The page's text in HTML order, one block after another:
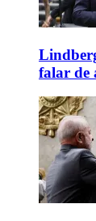
falar de